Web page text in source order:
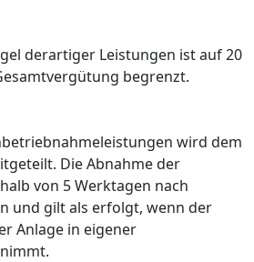
derartiger Leistungen ist auf 20
begrenzt.
wird dem
Die Abnahme der
von 5 Werktagen nach
und gilt als erfolgt, wenn der
Anlage in eigener